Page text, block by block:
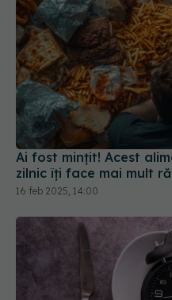
Ai fost mințit! Acest
zilnic îți face mai mult
16 feb 2025, 14:00